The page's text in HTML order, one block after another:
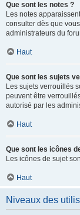
Que sont les notes ?
Les notes
consulter dès que
administrateurs du
Haut
Que sont les sujets
Les sujets verrouillés
peuvent être
autorisé par les
Haut
Que sont les icônes
Les icônes de sujet
Haut
Niveaux des